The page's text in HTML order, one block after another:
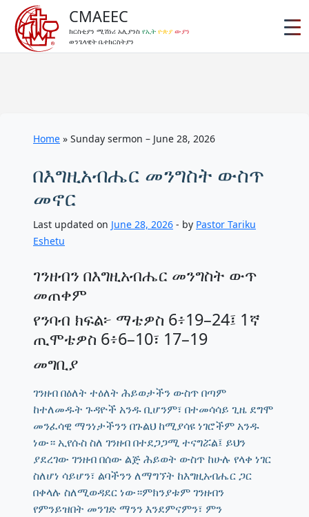
CMAEEC
ክርስቲያን ሚሽነሪ አሊያንስ የኢት ዮጵያ ውያን
ወንጌላዊት ቤተክርስትያን
Home » Sunday sermon – June 28, 2026
በእግዚአብሔር መንግስት ውስጥ
መኖር
Last updated on June 28, 2026 - by Pastor Tariku
Eshetu
ገንዘብን በእግዚአብሔር መንግስት ውጥ
መጠቀም
የንባብ ክፍል፦ ማቴዎስ 6፥19–24፤ 1ኛ
ጢሞቴዎስ 6፥6–10፣ 17–19
መግቢያ
ገንዘብ በዕለት ተዕለት ሕይወታችን ውስጥ በጣም
ከተለመዱት ጉዳዮች አንዱ ቢሆንም፣ በተመሳሳይ ጊዜ ደግሞ
መንፈሳዊ ማንነታችንን በጉልህ ከሚያሳዩ ነገሮችም አንዱ
ነው። ኢየሱስ ስለ ገንዘብ በተደጋጋሚ ተናግሯል፤ ይህን
ያደረገው ገንዘብ በሰው ልጅ ሕይወት ውስጥ ከሁሉ የላቀ ነገር
ስለሆነ ሳይሆን፣ ልባችንን ለማግኘት ከእግዚአብሔር ጋር
በቀላሉ ስለሚወዳደር ነው።ምክንያቱም ገንዘብን
የምንይዝበት መንገድ ማንን እንደምናምን፣ ምን